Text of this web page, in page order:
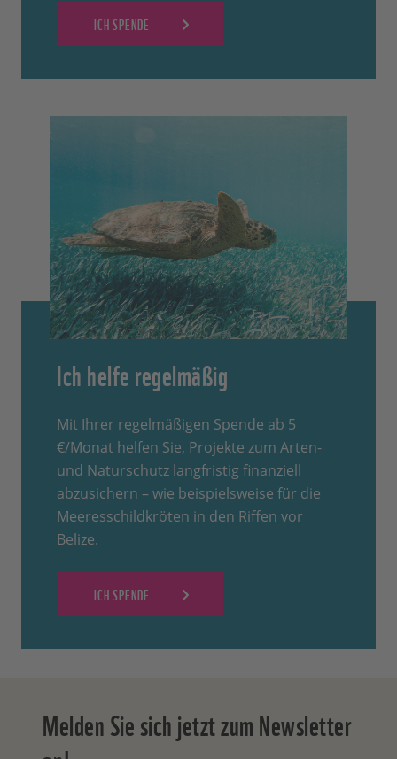
ICH SPENDE
Ich helfe regelmäßig
Mit Ihrer regelmäßigen Spende ab 5
€/Monat helfen Sie, Projekte zum Arten-
und Naturschutz langfristig finanziell
abzusichern – wie beispielsweise für die
Meeresschildkröten in den Riffen vor
Belize.
ICH SPENDE
Melden Sie sich jetzt zum Newsletter